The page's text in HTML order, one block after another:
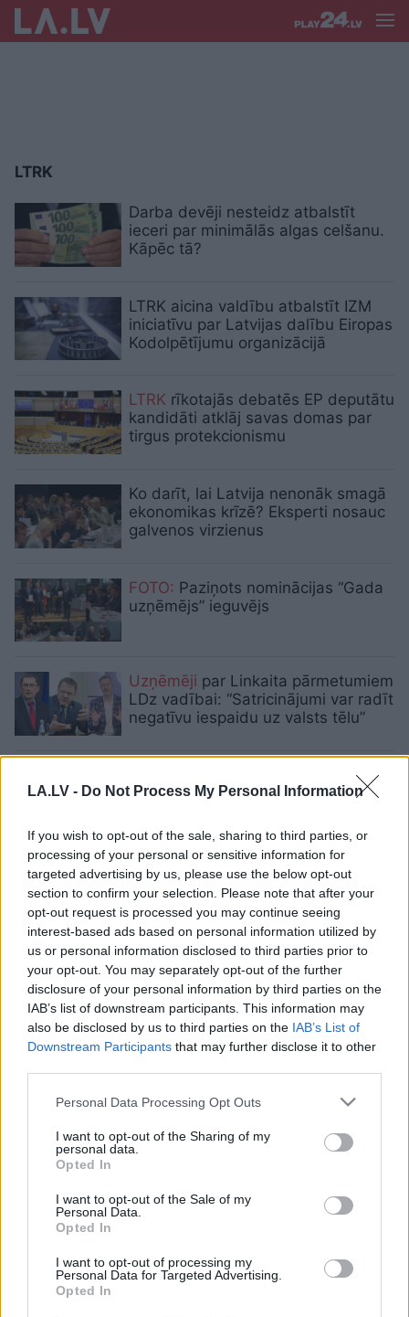
LA.LV - Do Not Process My Personal Information
If you wish to opt-out of the sale, sharing to third parties, or
processing of your personal or sensitive information for
targeted advertising by us, please use the below opt-out
section to confirm your selection. Please note that after your
opt-out request is processed you may continue seeing
interest-based ads based on personal information utilized by
us or personal information disclosed to third parties prior to
your opt-out. You may separately opt-out of the further
disclosure of your personal information by third parties on the
IAB’s list of downstream participants. This information may
also be disclosed by us to third parties on the IAB’s List of
Downstream Participants that may further disclose it to other
Please note that this website/app uses one or more Google
not limited to your visit or usage behaviour. You may click to
grant or deny consent to Google and its third-party tags to
use your data for below specified purposes in below Google
consent section.
Personal Data Processing Opt Outs
I want to opt-out of the Sharing of my
personal data.
Opted In
I want to opt-out of the Sale of my
Personal Data.
Opted In
I want to opt-out of processing my
Personal Data for Targeted Advertising.
Opted In
LTRK
Darba devēji nesteidz atbalstīt
ieceri par minimālās algas celšanu.
Kāpēc tā?
LTRK aicina valdību atbalstīt IZM
iniciatīvu par Latvijas dalību Eiropas
Kodolpētījumu organizācijā
LTRK rīkotajās debatēs EP deputātu
kandidāti atklāj savas domas par
tirgus protekcionismu
Ko darīt, lai Latvija nenonāk smagā
ekonomikas krīzē? Eksperti nosauc
galvenos virzienus
FOTO: Paziņots nominācijas “Gada
uzņēmējs” ieguvējs
Uzņēmēji par Linkaita pārmetumiem
LDz vadībai: “Satricinājumi var radīt
negatīvu iespaidu uz valsts tēlu”
novērst darbaspēka trūkumu?
LTRK piedāvā ieviest
“IespējaLatvijai nepieļaut citu valstu
kļūdas.” LTRK nāk klajā ar pētījumu
par depozīta sistēmu
Aicina pārdalīt nodokļus par labu
pašvaldībai, kas piesaista
uzņēmējus un strādājošos
“Rīgair milzīgs aktīvs, lai palīdzētu
ātrāk augt reģioniem.” LTRK
Zināmi
Krišjāņa Valdemāra un
Latvijai noteikti vajag iestāties